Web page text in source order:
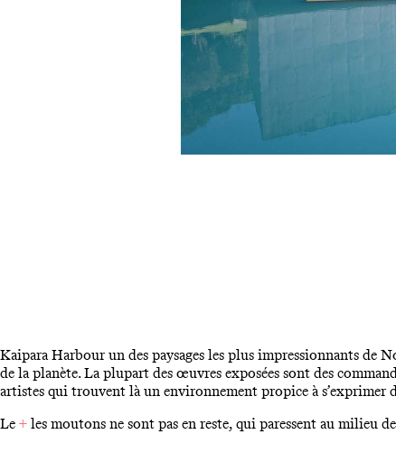
Kaipara Harbour un des paysages les plus impressionnants de
de la planète. La plupart des œuvres exposées sont des
artistes qui trouvent là un environnement propice à s’exprimer
Le + les moutons ne sont pas en reste, qui paressent au milieu